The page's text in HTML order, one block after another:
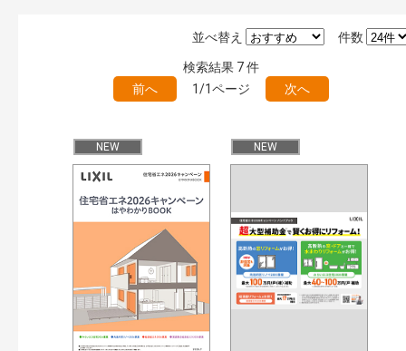
絞り込みの解除
旧版（WEBカタログ）
キーワード検索（あいまい）
おすすめハッシュタグ
まずはここから（7）
施工イメージ・アイデア集（6）
リフォームおすすめ（10）
省エネ住宅関連（1）
補助金・優遇制度を知る（2）
カタログ一覧＆使い方（1）
カテゴリー
件数
並べ替え
検索結果 7件
前へ
1/1ページ 次へ
NEW NEW